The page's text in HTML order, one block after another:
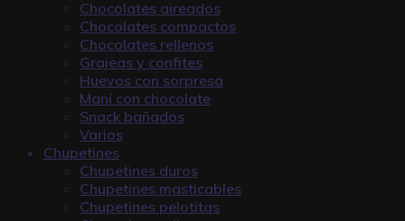
Chocolates aireados
Chocolates compactos
Chocolates rellenos
Grajeas y confites
Huevos con sorpresa
Maní con chocolate
Snack bañados
Varios
Chupetines
Chupetines duros
Chupetines masticables
Chupetines pelotitas